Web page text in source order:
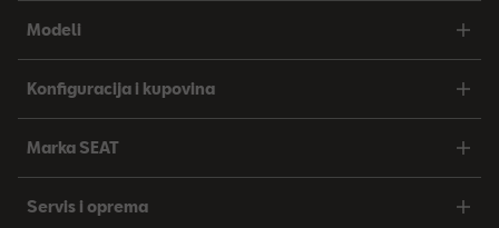
Modeli
Konfiguracija i kupovina
Marka SEAT
Servis i oprema